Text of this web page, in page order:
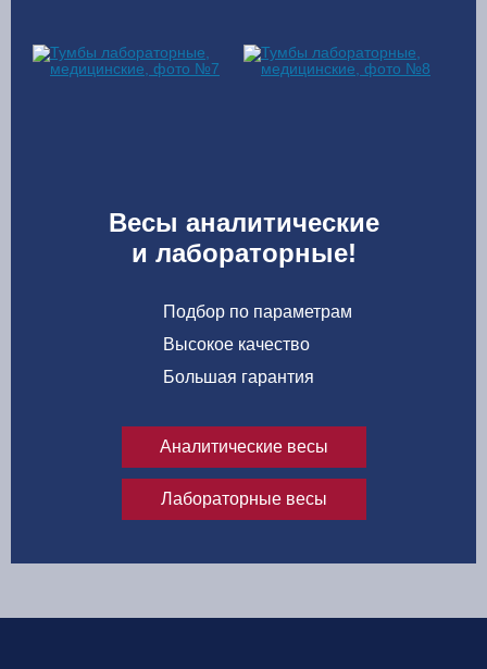
Весы аналитические
и лабораторные!
Подбор по параметрам
Высокое качество
Большая гарантия
Аналитические весы
Лабораторные весы